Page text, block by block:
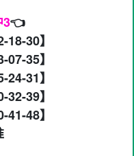
👈
30】
35】
31】
39】
41-48】